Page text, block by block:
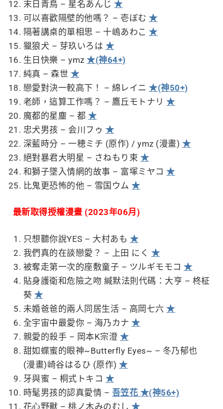
末日青鳥 – 星名あんじ★
可以喜歡隔壁的他嗎？ – 壱ぼむ★
隔著講桌的單相思 – 十嶋あわこ★
獵狼犬 – 芽玖いろは ★
生日快樂 – ymz★(神64+)
純真 – 森世 ★
戀愛對決一較高下！ – 綿レイニ★(神50+)
老師，這算工作嗎？ – 鷹丘モトナリ★
魔都的星塵 – 都 ★
忠犬男孩 – 会川フゥ ★
深藍時分 – 一穂ミチ (原作) / ymz (漫畫) ★
絕對暴君大明星 – さねもり束 ★
和獅子墜入情網的故事 – 富塚ミヤコ★
比鬼更恐怖的他 – 雪国ウム★
最新取得授權漫畫 (2023年06月)
只想聽你說YES – 大村あも ★
我們真的在談戀愛？ – 上田 にく ★
被奪走第一次的座敷童子 – ツルギモモコ★
貼身護衛和危險之吻 緘默法則代碼：大亨 – 柊柾
葵 ★
未婚爸爸的兩人同居生活 – 高岡七六★
全宇宙中最愛你 – 海乃カナ★
親愛的殺手 – 岡本K宗澄 ★
甜如蝶蜜的眼神~Butterfly Eyes~ – 冬乃郁也
(漫畫)崎谷はるひ (原作)★
牙與蜜 – 桐式トキコ ★
時髦男孩的認真愛情 – 吾笠花 ★(神56+)
花心野獸 – 桃ノ木みのむし★